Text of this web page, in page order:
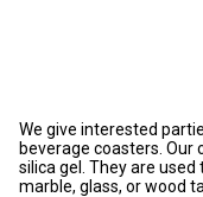
We give interested
beverage coasters.
silica gel. They are
marble, glass, or wood